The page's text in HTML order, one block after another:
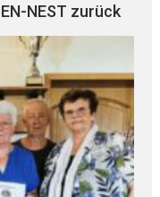
NEST zurück